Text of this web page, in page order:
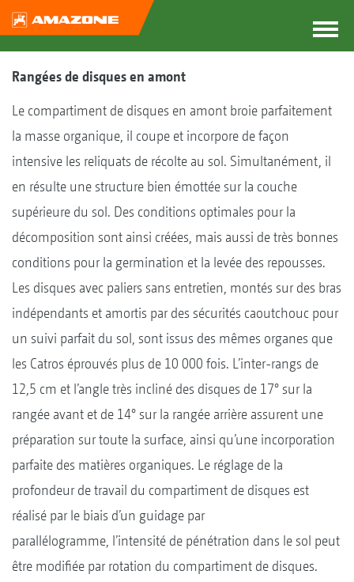
Rangées de disques en amont
Le compartiment de disques en amont broie parfaitement
la masse organique, il coupe et incorpore de façon
intensive les reliquats de récolte au sol. Simultanément, il
en résulte une structure bien émottée sur la couche
supérieure du sol. Des conditions optimales pour la
décomposition sont ainsi créées, mais aussi de très bonnes
conditions pour la germination et la levée des repousses.
Les disques avec paliers sans entretien, montés sur des bras
indépendants et amortis par des sécurités caoutchouc pour
un suivi parfait du sol, sont issus des mêmes organes que
les Catros éprouvés plus de 10 000 fois. L’inter-rangs de
12,5 cm et l’angle très incliné des disques de 17° sur la
rangée avant et de 14° sur la rangée arrière assurent une
préparation sur toute la surface, ainsi qu’une incorporation
parfaite des matières organiques. Le réglage de la
profondeur de travail du compartiment de disques est
réalisé par le biais d’un guidage par
parallélogramme, l’intensité de pénétration dans le sol peut
être modifiée par rotation du compartiment de disques.